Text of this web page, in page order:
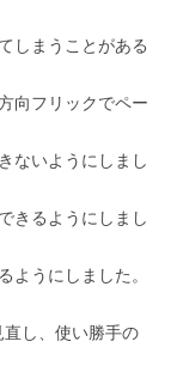
しまうことがある
向フリックでペー
ないようにしまし
きるようにしまし
ようにしました。
し、使い勝手の